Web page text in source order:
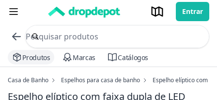
Entrar
commerce search no header
Procurar
Produtos Marcas Catálogos
Casa de Banho Espelhos para casa de banho Espelho elíptico com
Espelho elíptico com faixa dupla de LED